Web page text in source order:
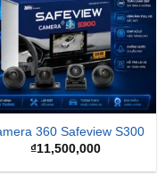
360 Safeview S300
₫11,500,000